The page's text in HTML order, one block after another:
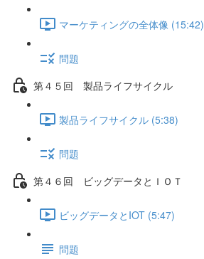
マーケティングの全体像 (15:42)
問題
第４５回 製品ライフサイクル
製品ライフサイクル (5:38)
問題
第４６回 ビッグデータとＩＯＴ
ビッグデータとIOT (5:47)
問題